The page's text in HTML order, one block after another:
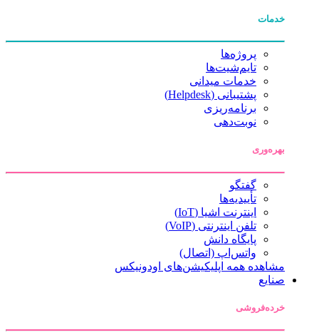
خدمات
پروژه‌ها
تایم‌شیت‌ها
خدمات میدانی
پشتیبانی (Helpdesk)
برنامه‌ریزی
نوبت‌دهی
بهره‌وری
گفتگو
تأییدیه‌ها
اینترنت اشیا (IoT)
تلفن اینترنتی (VoIP)
پایگاه دانش
واتس‌اپ (اتصال)
مشاهده همه اپلیکیشن‌های اودونیکس
صنایع
خرده‌فروشی